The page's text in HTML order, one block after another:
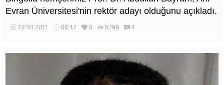
Evran Üniversitesi'nin rektör adayı olduğunu açıkladı.
12.04.2011 08:47 0 5799 4